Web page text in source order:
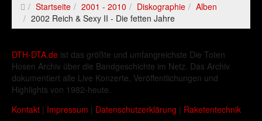
Startseite 2001 - 2010 Diskographie
Alben
2002 Reich & Sexy II - Die fetten Jahre
DTH-DTA.de ist das größte und umfangreichste Die Toten
Hosen Archiv über die Bandgeschichte im Netz. Das Archiv
dokumentiert alle Live Konzerte, Veröffentlichungen und
Highlights von 1982-heute.
Kontakt | Impressum | Datenschutzerklärung | Raketentechnik